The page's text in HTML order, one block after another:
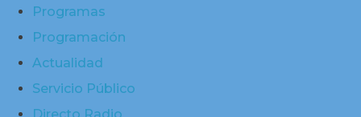
Programas
Programación
Actualidad
Servicio Público